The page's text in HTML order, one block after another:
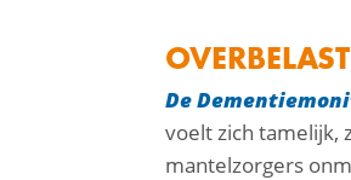
De
voelt zich tamelijk,
mantelzorgers